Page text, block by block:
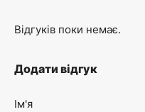
Відгуків поки немає.
Додати відгук
Ім'я